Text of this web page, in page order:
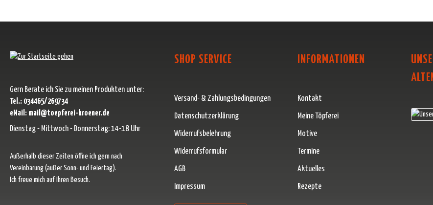
Gern Berate ich Sie zu meinen Produkten unter:
Tel.: 034465/269734
eMail: mail@toepferei-kroener.de
Dienstag - Mittwoch - Donnerstag: 14-18 Uhr
Außerhalb dieser Zeiten öffne ich gern nach
Vereinbarung (außer Sonn- und Feiertag).
Ich freue mich auf Ihren Besuch.
SHOP SERVICE
Versand- & Zahlungsbedingungen
Datenschutzerklärung
Widerrufsbelehrung
Widerrufsformular
AGB
Impressum
INFORMATIONEN
Kontakt
Meine Töpferei
Motive
Termine
Aktuelles
Rezepte